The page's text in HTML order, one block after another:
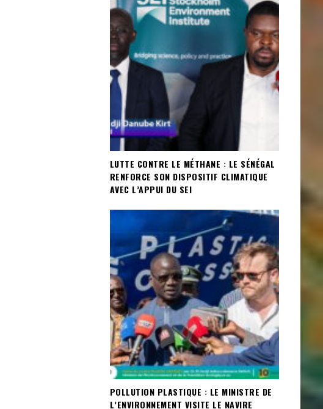
LUTTE CONTRE LE MÉTHANE : LE SÉNÉGAL
RENFORCE SON DISPOSITIF CLIMATIQUE
AVEC L’APPUI DU SEI
POLLUTION PLASTIQUE : LE MINISTRE DE
L’ENVIRONNEMENT VISITE LE NAVIRE